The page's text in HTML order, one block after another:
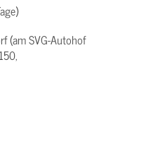
(am SVG-Autohof